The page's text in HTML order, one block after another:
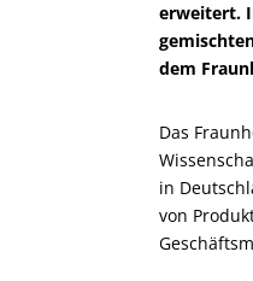
erweitert.
dem
Das
in
von